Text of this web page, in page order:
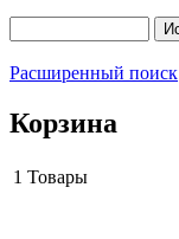
Расширенный поиск
Корзина
1 Товары